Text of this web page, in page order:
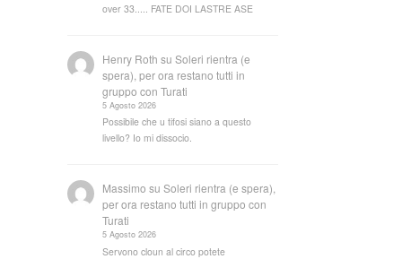
over 33..... FATE DOI LASTRE ASE
Henry Roth suSoleri rientra (e
spera), per ora restano tutti in
gruppo con Turati
5 Agosto 2026
Possibile che u tifosi siano a questo
livello? Io mi dissocio.
Massimo suSoleri rientra (e spera),
per ora restano tutti in gruppo con
Turati
5 Agosto 2026
Servono cloun al circo potete